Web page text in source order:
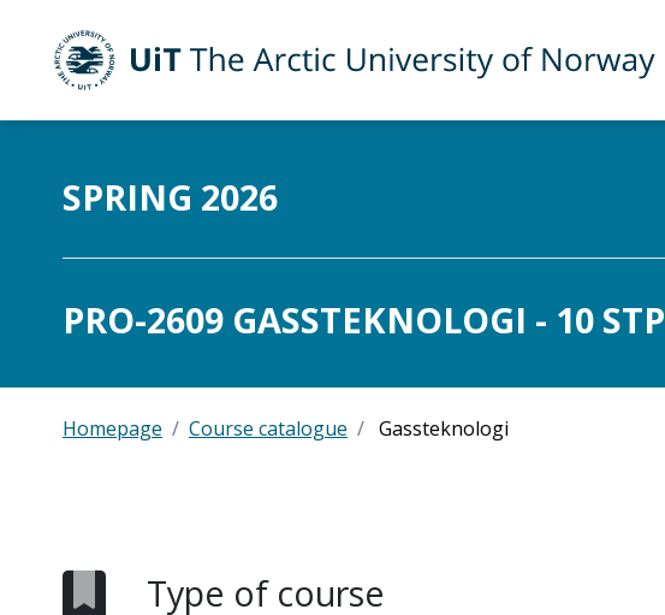
UiT The Arctic University of Norway
SPRING 2026
PRO-2609 GASSTEKNOLOGI - 10 STP
Homepage Course catalogue Gassteknologi
Type of course